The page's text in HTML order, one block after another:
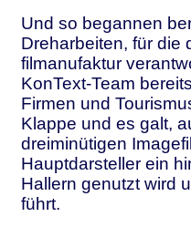
Und so begannen
Dreharbeiten, für die
filmanufaktur
KonText-Team
Firmen und
Klappe und es galt,
dreiminütigen
Hauptdarsteller ein
Hallern genutzt wird
führt.